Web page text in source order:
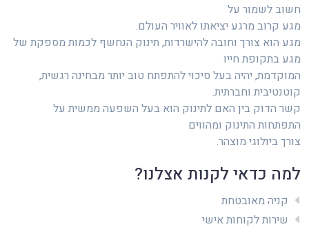
חשוב לשמור על
מגע קרוב מרגע יציאתו לאוויר העולם.
מגע הוא צורך וחובה להישרדות, תינוק הנחשף לכמות מספקת של
מגע בתקופת חייו
המוקדמת‚ יהיה בעל סיכוי להתפתח טוב יותר מבחינה רגשית‚
קוטנטיבית וחברתית.
קשר הדוק בין האם לתינוק הוא בעל השפעה ממשית על
התפתחות התינוק ומהווים
צורך ביולוגי מוצהר.
למה כדאי לקנות אצלנו?
קניה מאובטחת
שירות לקוחות אישי